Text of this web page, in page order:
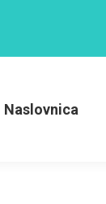
Naslovnica